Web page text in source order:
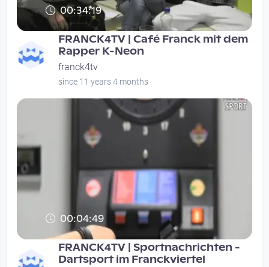
00:34:19
FRANCK4TV | Café Franck mit dem
Rapper K-Neon
franck4tv
since 11 years 4 months
00:04:49
FRANCK4TV | Sportnachrichten -
Dartsport im Franckviertel